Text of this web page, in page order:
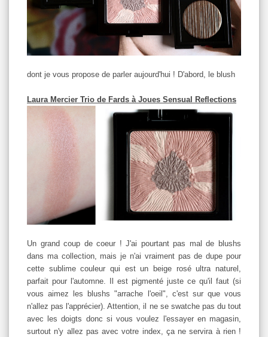
dont je vous propose de parler aujourd'hui ! D'abord, le blush
Laura Mercier Trio de Fards à Joues Sensual Reflections
Un grand coup de coeur ! J'ai pourtant pas mal de blushs
dans ma collection, mais je n'ai vraiment pas de dupe pour
cette sublime couleur qui est un beige rosé ultra naturel,
parfait pour l'automne. Il est pigmenté juste ce qu'il faut (si
vous aimez les blushs "arrache l'oeil", c'est sur que vous
n'allez pas l'apprécier). Attention, il ne se swatche pas du tout
avec les doigts donc si vous voulez l'essayer en magasin,
surtout n'y allez pas avec votre index, ça ne servira à rien !